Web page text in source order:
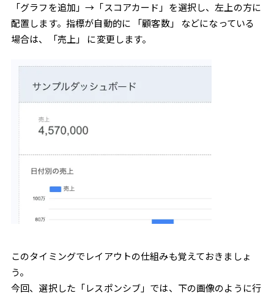
「グラフを追加」→「スコアカード」を選択し、左上の方に
配置します。指標が自動的に 「顧客数」 などになっている
場合は、「売上」 に変更します。
このタイミングでレイアウトの仕組みも覚えておきましょ
う。
今回、選択した「レスポンシブ」では、下の画像のように行